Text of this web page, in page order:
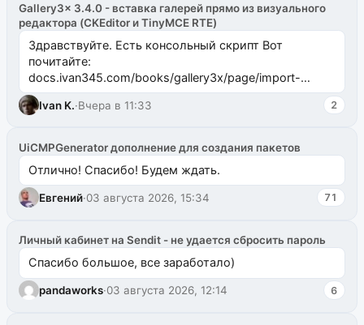
Gallery3x 3.4.0 - вставка галерей прямо из визуального
редактора (CKEditor и TinyMCE RTE)
Здравствуйте. Есть консольный скрипт Вот
почитайте:
docs.ivan345.com/books/gallery3x/page/import-
ms2galleryphp
Ivan K.·Вчера в 11:33 2
UiCMPGenerator дополнение для создания пакетов
Отлично! Спасибо! Будем ждать.
Евгений·03 августа 2026, 15:34 71
Личный кабинет на Sendit - не удается сбросить пароль
Спасибо большое, все заработало)
pandaworks·03 августа 2026, 12:14 6